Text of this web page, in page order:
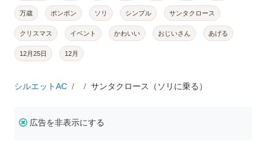
万歳 ポンポン ソリ シンプル サンタクロース
クリスマス イベント かわいい おじいさん あげる
12月25日 12月
シルエットAC サンタクロース（ソリに乗る）
広告を非表示にする